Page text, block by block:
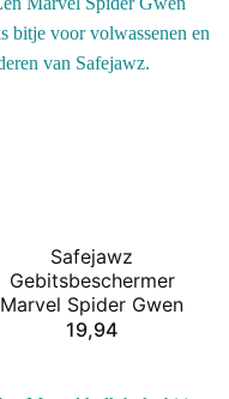
Safejawz
Gebitsbeschermer
Marvel Spider Gwen
19,94